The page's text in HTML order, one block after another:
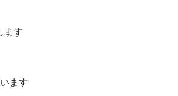
ます
ます